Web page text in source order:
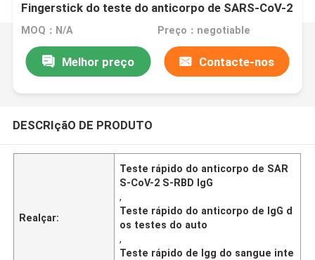
Fingerstick do teste do anticorpo de SARS-CoV-2
S-RBD IgG
MOQ：N/A Preço：negotiable
Melhor preço Contacte-nos
DESCRIçãO DE PRODUTO
Realçar:
Teste rápido do anticorpo de SAR
S-CoV-2 S-RBD IgG
,
Teste rápido do anticorpo de IgG d
os testes do auto
,
Teste rápido de Igg do sangue inte